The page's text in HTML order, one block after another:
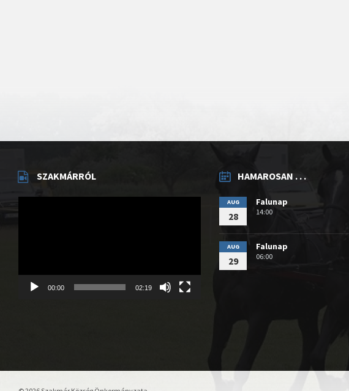
SZAKMÁRRÓL
00:00 02:19
HAMAROSAN . . .
AUG
28
Falunap
14:00
AUG
29
Falunap
06:00